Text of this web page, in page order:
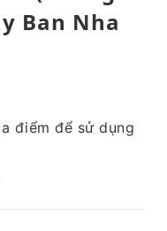
Ban Nha
điểm để sử dụng